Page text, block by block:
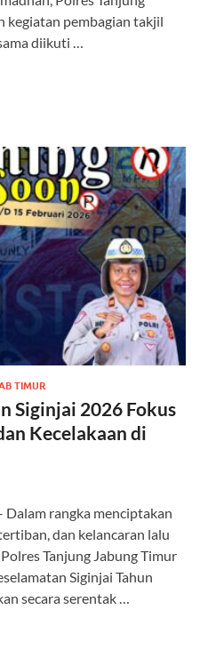
kegiatan pembagian takjil
diikuti …
TIMUR
Siginjai 2026 Fokus
Kecelakaan di
rangka menciptakan
dan kelancaran lalu
Tanjung Jabung Timur
Siginjai Tahun
secara serentak …